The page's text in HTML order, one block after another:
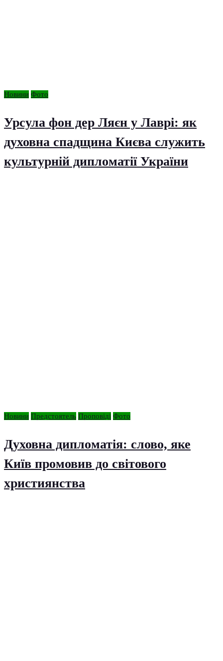
Новини Фото
Урсула фон дер Ляєн у Лаврі: як
духовна спадщина Києва служить
культурній дипломатії України
Новини Предстоятель Проповіді Фото
Духовна дипломатія: слово, яке
Київ промовив до світового
християнства